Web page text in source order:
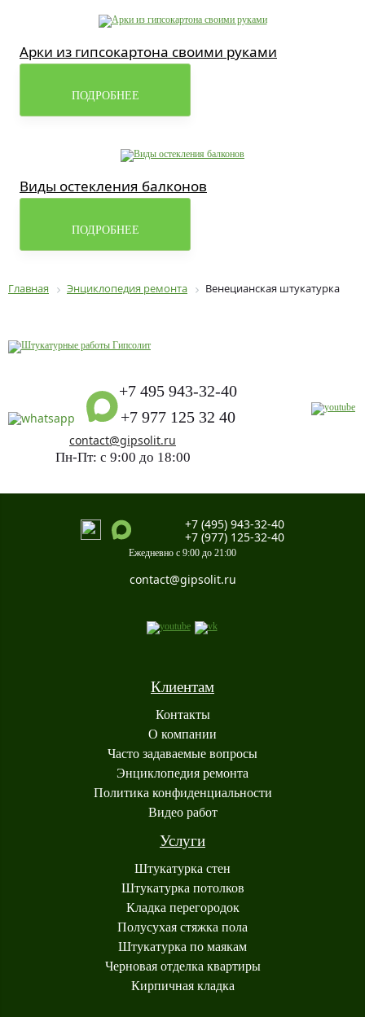
Арки из гипсокартона своими руками
ПОДРОБНЕЕ
Виды остекления балконов
ПОДРОБНЕЕ
Главная Энциклопедия ремонта Венецианская штукатурка
+7 495 943-32-40
+7 977 125 32 40
contact@gipsolit.ru
Пн-Пт: с 9:00 до 18:00
+7 (495) 943-32-40
+7 (977) 125-32-40
Ежедневно с 9:00 до 21:00
contact@gipsolit.ru
Клиентам
Контакты
О компании
Часто задаваемые вопросы
Энциклопедия ремонта
Политика конфиденциальности
Видео работ
Услуги
Штукатурка стен
Штукатурка потолков
Кладка перегородок
Полусухая стяжка пола
Штукатурка по маякам
Черновая отделка квартиры
Кирпичная кладка